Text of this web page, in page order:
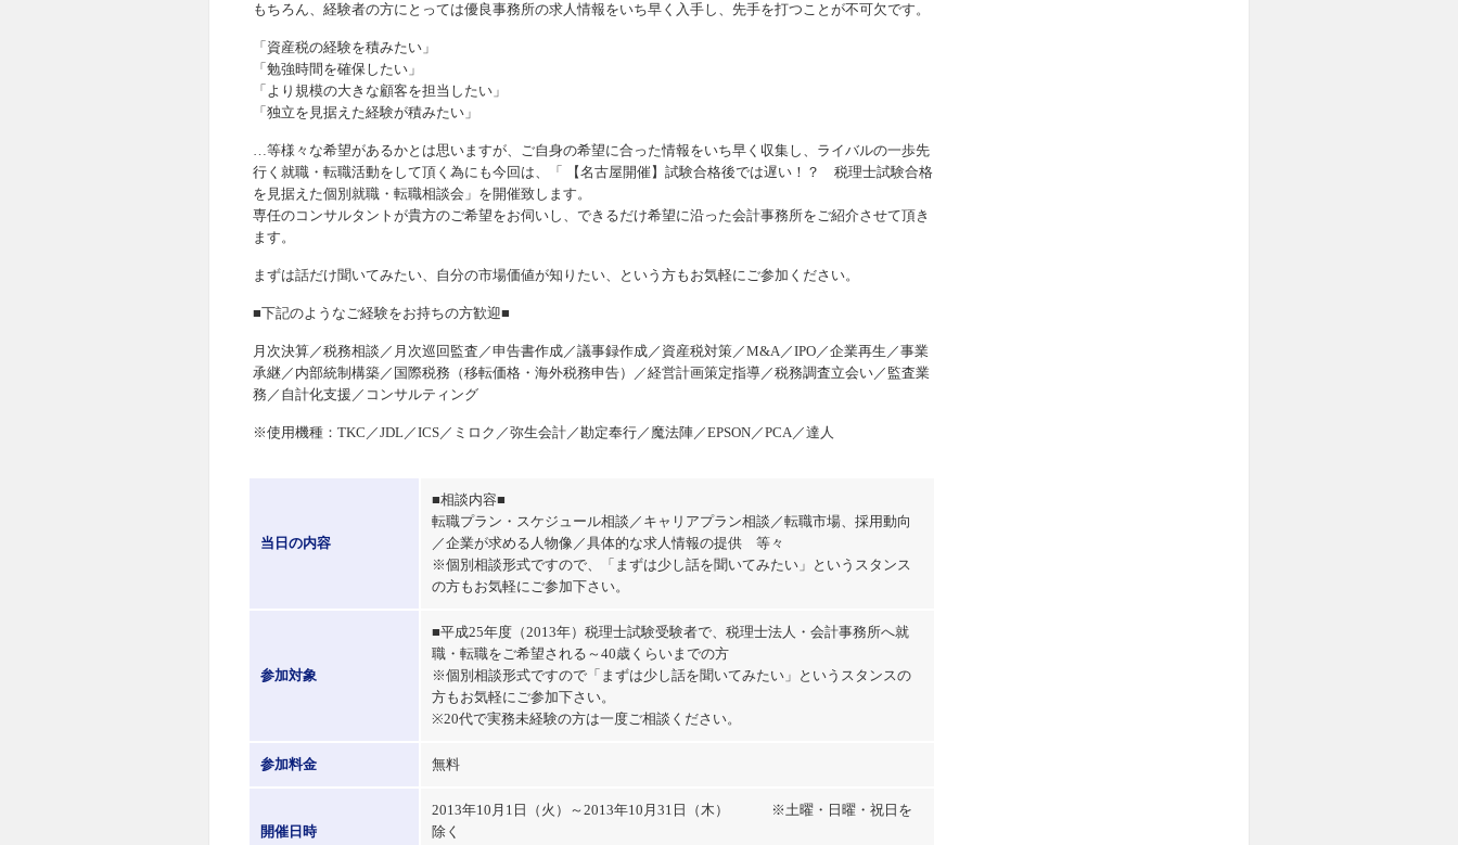
もちろん、経験者の方にとっては優良事務所の求人情報をいち早く入手し、先手を打つことが不可欠です。
「資産税の経験を積みたい」
「勉強時間を確保したい」
「より規模の大きな顧客を担当したい」
「独立を見据えた経験が積みたい」
…等様々な希望があるかとは思いますが、ご自身の希望に合った情報をいち早く収集し、ライバルの一歩先
行く就職・転職活動をして頂く為にも今回は、「 【名古屋開催】試験合格後では遅い！？ 税理士試験合格
を見据えた個別就職・転職相談会」を開催致します。
専任のコンサルタントが貴方のご希望をお伺いし、できるだけ希望に沿った会計事務所をご紹介させて頂き
ます。
まずは話だけ聞いてみたい、自分の市場価値が知りたい、という方もお気軽にご参加ください。
■下記のようなご経験をお持ちの方歓迎■
月次決算／税務相談／月次巡回監査／申告書作成／議事録作成／資産税対策／M&A／IPO／企業再生／事業
承継／内部統制構築／国際税務（移転価格・海外税務申告）／経営計画策定指導／税務調査立会い／監査業
務／自計化支援／コンサルティング
※使用機種：TKC／JDL／ICS／ミロク／弥生会計／勘定奉行／魔法陣／EPSON／PCA／達人
当日の内容
■相談内容■
転職プラン・スケジュール相談／キャリアプラン相談／転職市場、採用動向
／企業が求める人物像／具体的な求人情報の提供 等々
※個別相談形式ですので、「まずは少し話を聞いてみたい」というスタンス
の方もお気軽にご参加下さい。
参加対象
■平成25年度（2013年）税理士試験受験者で、税理士法人・会計事務所へ就
職・転職をご希望される～40歳くらいまでの方
※個別相談形式ですので「まずは少し話を聞いてみたい」というスタンスの
方もお気軽にご参加下さい。
※20代で実務未経験の方は一度ご相談ください。
参加料金 無料
開催日時
2013年10月1日（火）～2013年10月31日（木） ※土曜・日曜・祝日を
除く